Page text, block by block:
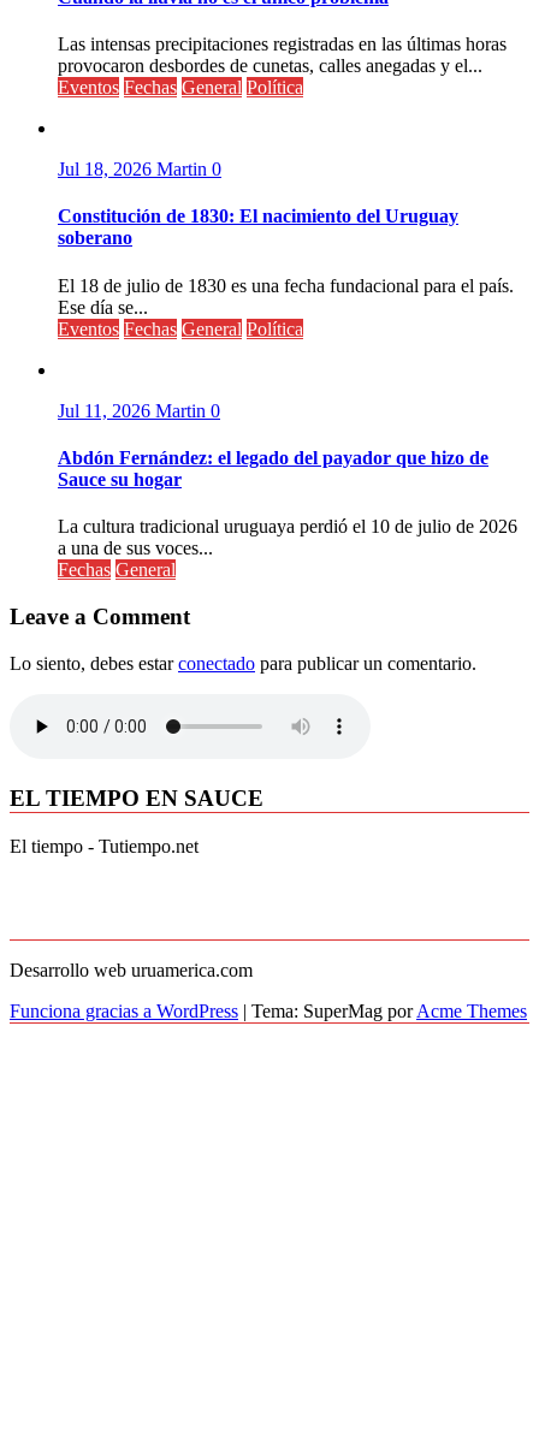
Las intensas precipitaciones registradas en las últimas horas
provocaron desbordes de cunetas, calles anegadas y el...
Eventos Fechas General Política
Jul 18, 2026 Martin 0
Constitución de 1830: El nacimiento del Uruguay
soberano
El 18 de julio de 1830 es una fecha fundacional para el país.
Ese día se...
Eventos Fechas General Política
Jul 11, 2026 Martin 0
Abdón Fernández: el legado del payador que hizo de
Sauce su hogar
La cultura tradicional uruguaya perdió el 10 de julio de 2026
a una de sus voces...
Fechas General
Leave a Comment
Lo siento, debes estarconectado para publicar un comentario.
EL TIEMPO EN SAUCE
El tiempo - Tutiempo.net
Desarrollo web uruamerica.com
Funciona gracias a WordPress | Tema: SuperMag porAcme Themes